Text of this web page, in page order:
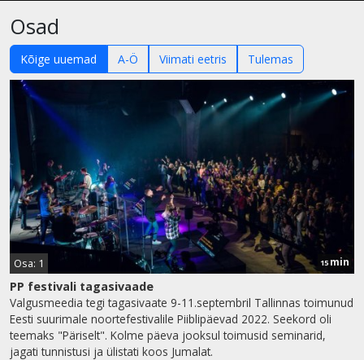
Osad
Kõige uuemad A-Ö Viimati eetris Tulemas
Osa: 1 15 min
PP festivali tagasivaade
Valgusmeedia tegi tagasivaate 9-11.septembril Tallinnas toimunud
Eesti suurimale noortefestivalile Piiblipäevad 2022. Seekord oli
teemaks "Päriselt". Kolme päeva jooksul toimusid seminarid,
jagati tunnistusi ja ülistati koos Jumalat.